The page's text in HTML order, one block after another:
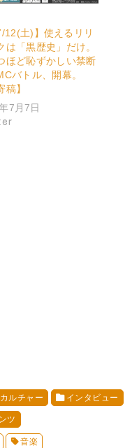
12(土)】使えるリリ
は「黒歴史」だけ。
ほど恥ずかしい禁断
バトル、開幕。
稿】
7月7日
ルチャー インタビュー
ツ
音楽